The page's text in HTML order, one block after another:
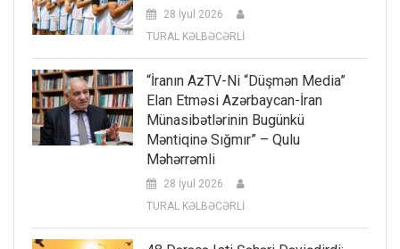
28 İyul 2026
TURAL KƏLBƏCƏRLİ
“İranın AzTV-Ni “düşmən Media”
Elan Etməsi Azərbaycan-İran
Münasibətlərinin Bugünkü
Məntiqinə Sığmır” – Qulu
Məhərrəmli
28 İyul 2026
TURAL KƏLBƏCƏRLİ